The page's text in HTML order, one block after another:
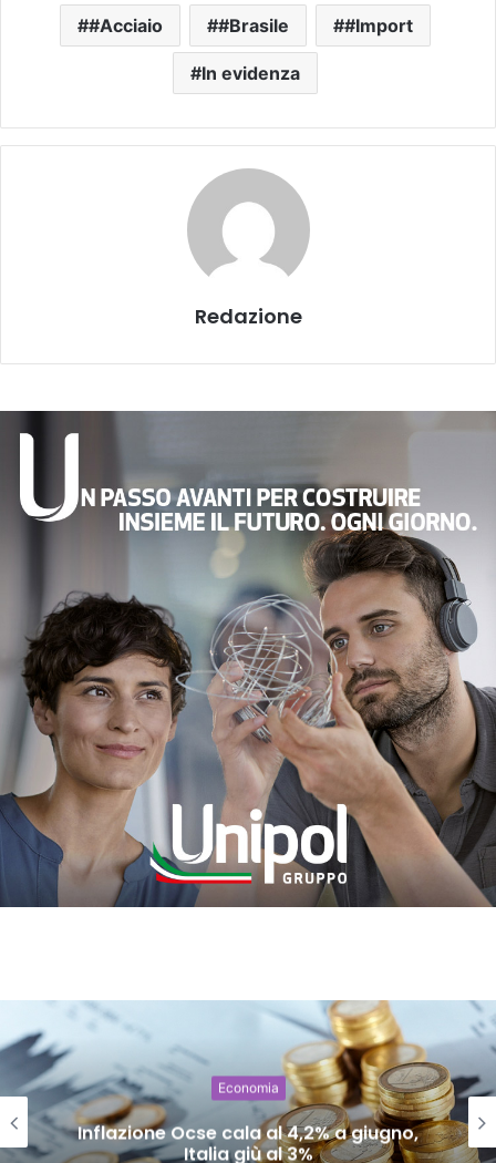
#Acciaio #Brasile #Import
In evidenza
Redazione
Economia
Inflazione Ocse cala al 4,2% a giugno,
Italia giù al 3%